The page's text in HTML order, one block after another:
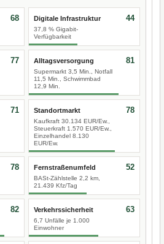
68 Digitale Infrastruktur
37,8 % Gigabit-
Verfügbarkeit
44
77 Alltagsversorgung
Supermarkt 3,5 Min., Notfall
11,5 Min., Schwimmbad
12,9 Min.
81
71 Standortmarkt
Kaufkraft 30.134 EUR/Ew.,
Steuerkraft 1.570 EUR/Ew.,
Einzelhandel 8.130
EUR/Ew.
78
78 Fernstraßenumfeld
BASt-Zählstelle 2,2 km,
21.439 Kfz/Tag
52
82 Verkehrssicherheit
6,7 Unfälle je 1.000
Einwohner
63